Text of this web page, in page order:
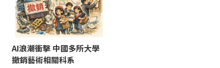
AI浪潮衝擊 中國多所大學
撤銷藝術相關科系